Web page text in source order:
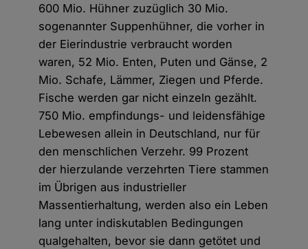
600 Mio. Hühner zuzüglich 30 Mio.
sogenannter Suppenhühner, die vorher in
der Eierindustrie verbraucht worden
waren, 52 Mio. Enten, Puten und Gänse, 2
Mio. Schafe, Lämmer, Ziegen und Pferde.
Fische werden gar nicht einzeln gezählt.
750 Mio. empfindungs- und leidensfähige
Lebewesen allein in Deutschland, nur für
den menschlichen Verzehr. 99 Prozent
der hierzulande verzehrten Tiere stammen
im Übrigen aus industrieller
Massentierhaltung, werden also ein Leben
lang unter indiskutablen Bedingungen
qualgehalten, bevor sie dann getötet und